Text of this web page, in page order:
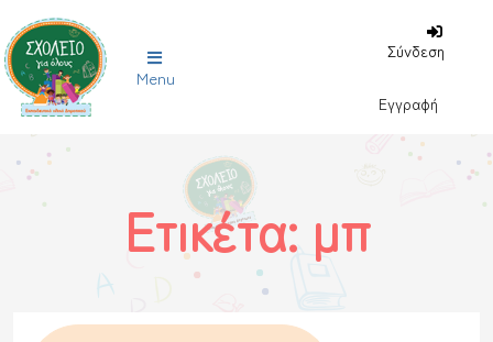
Menu
Σύνδεση
Εγγραφή
Ετικέτα: μπ